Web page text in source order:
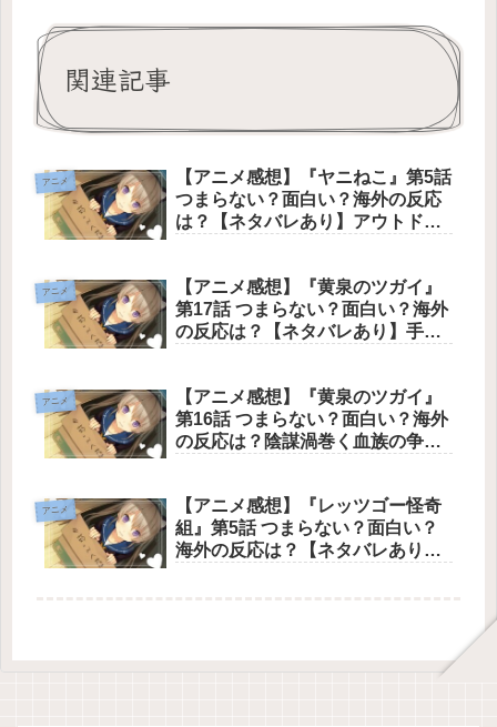
関連記事
アニメ
【アニメ感想】『ヤニねこ』第5話
つまらない？面白い？海外の反応
は？【ネタバレあり】アウトドア
た、抱腹絶倒の神回
アニメ
【アニメ感想】『黄泉のツガイ』
第17話 つまらない？面白い？海外
の反応は？【ネタバレあり】手に
が描かれた文句なしの神回
アニメ
【アニメ感想】『黄泉のツガイ』
第16話 つまらない？面白い？海外
の反応は？陰謀渦巻く血族の争い
つけた文兄なしの神回【ネタバレ
あり】
アニメ
【アニメ感想】『レッツゴー怪奇
組』第5話 つまらない？面白い？
海外の反応は？【ネタバレあり】